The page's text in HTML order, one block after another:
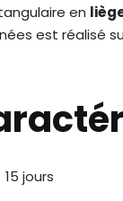
en
est réalisé
15 jours